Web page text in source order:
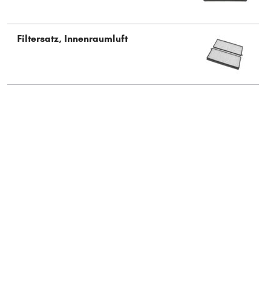
Oder Fahrzeugauswahl nach Kriterien:
Hersteller wählen
Filtersatz, Innenraumluft